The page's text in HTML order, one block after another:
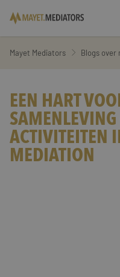
Mediation bij scheiding
Financieel
Relatie mediation
Overige mediation
Zakelijke mediation
Oriëntatiegesprek
Mayet Mediators Blogs over
EEN HART
SAMENLEVING
ACTIVITEITEN
MEDIATION